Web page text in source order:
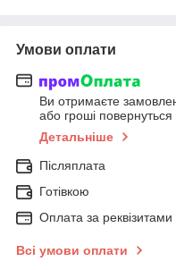
Умови оплати
Ви отримаєте
або гроші
Детальніше
Післяплата
Готівкою
Оплата за реквізитами
Всі умови оплати